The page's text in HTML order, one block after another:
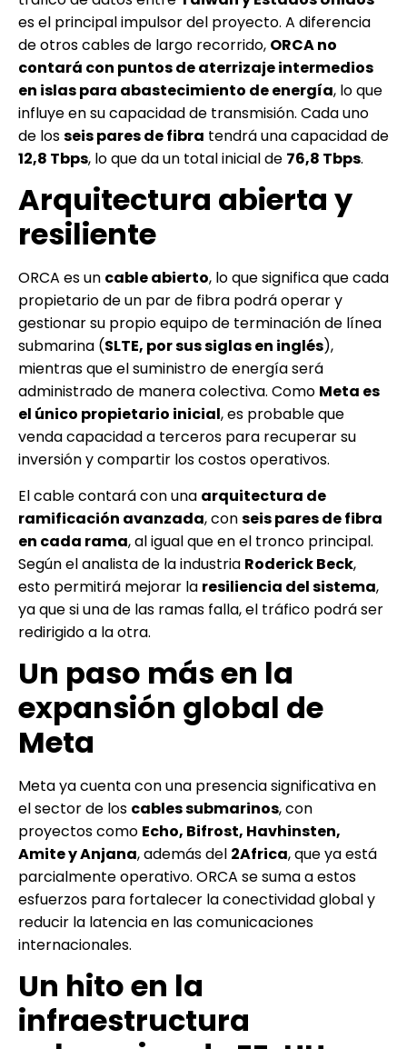
es el principal impulsor del proyecto. A diferencia
de otros cables de largo recorrido, ORCA no
contará con puntos de aterrizaje intermedios
en islas para abastecimiento de energía, lo que
influye en su capacidad de transmisión. Cada uno
de losseis pares de fibra tendrá una capacidad de
12,8 Tbps, lo que da un total inicial de 76,8 Tbps.
Arquitectura abierta y
resiliente
ORCA es un cable abierto, lo que significa que cada
propietario de un par de fibra podrá operar y
gestionar su propio equipo de terminación de línea
submarina (SLTE, por sus siglas en inglés),
mientras que el suministro de energía será
administrado de manera colectiva. Como Meta es
el único propietario inicial, es probable que
venda capacidad a terceros para recuperar su
inversión y compartir los costos operativos.
El cable contará con una arquitectura de
ramificación avanzada, conseis pares de fibra
en cada rama, al igual que en el tronco principal.
Según el analista de la industria Roderick Beck,
esto permitirá mejorar la resiliencia del sistema,
ya que si una de las ramas falla, el tráfico podrá ser
redirigido a la otra.
Un paso más en la
expansión global de
Meta
Meta ya cuenta con una presencia significativa en
el sector de los cables submarinos, con
proyectos como Echo, Bifrost, Havhinsten,
Amite y Anjana, además del 2Africa, que ya está
parcialmente operativo. ORCA se suma a estos
esfuerzos para fortalecer la conectividad global y
reducir la latencia en las comunicaciones
internacionales.
Un hito en la
infraestructura